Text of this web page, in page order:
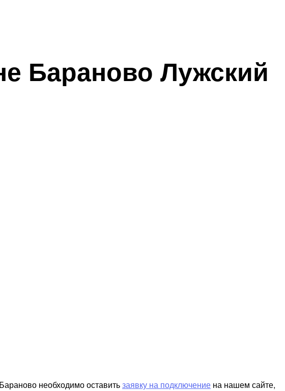
Бараново Лужский
необходимо оставитьзаявку на подключение на нашем сайте,